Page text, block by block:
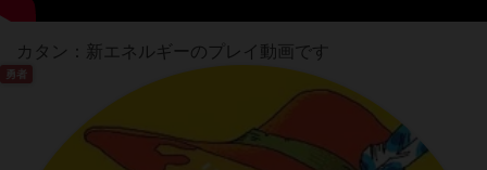
カタン：新エネルギーのプレイ動画です
勇者